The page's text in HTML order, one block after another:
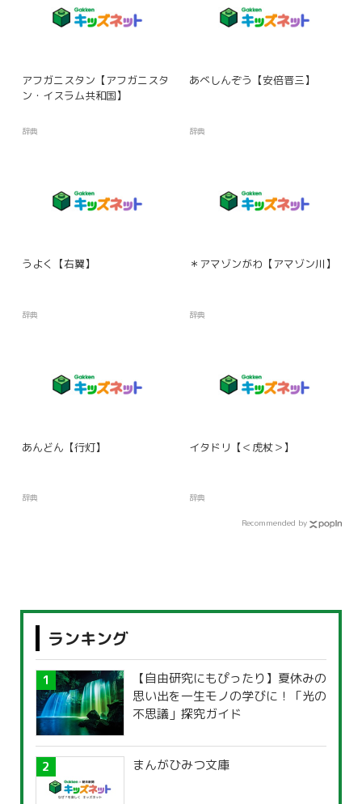
アフガニスタン【アフガニスタ
ン・イスラム共和国】
辞典
あべしんぞう【安倍晋三】
辞典
うよく【右翼】
辞典
＊アマゾンがわ【アマゾン川】
辞典
あんどん【行灯】
辞典
イタドリ【＜虎杖＞】
辞典
Recommended by
ランキング
【自由研究にもぴったり】夏休みの
思い出を一生モノの学びに！「光の
不思議」探究ガイド
まんがひみつ文庫